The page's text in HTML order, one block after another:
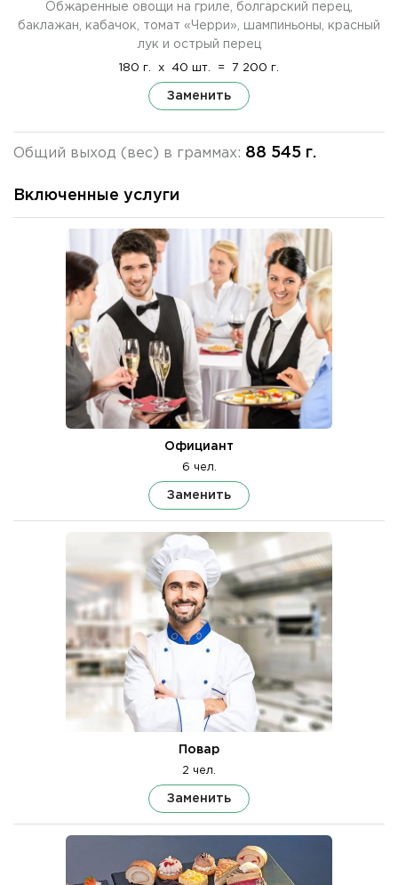
Обжаренные овощи на гриле, болгарский перец,
баклажан, кабачок, томат «Черри», шампиньоны, красный
лук и острый перец
180 г. x 40 шт. = 7 200 г.
Заменить
Общий выход (вес) в граммах: 88 545 г.
Включенные услуги
Официант
6 чел.
Заменить
Повар
2 чел.
Заменить